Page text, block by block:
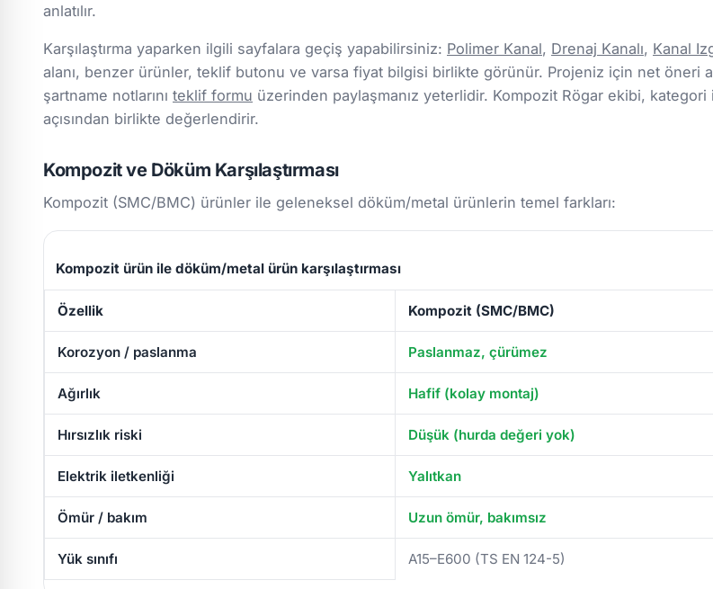
anlatılır.
Karşılaştırma yaparken ilgili sayfalara geçiş yapabilirsiniz: Polimer Kanal, Drenaj Kanalı, Kanal
alanı, benzer ürünler, teklif butonu ve varsa fiyat bilgisi birlikte görünür. Projeniz için net öneri
şartname notlarını teklif formu üzerinden paylaşmanız yeterlidir. Kompozit Rögar ekibi,
açısından birlikte değerlendirir.
Kompozit ve Döküm Karşılaştırması
Kompozit (SMC/BMC) ürünler ile geleneksel döküm/metal ürünlerin temel farkları:
Kompozit ürün ile döküm/metal ürün karşılaştırması
Özellik Kompozit (SMC/BMC)
Korozyon / paslanma Paslanmaz, çürümez
Ağırlık Hafif (kolay montaj)
Hırsızlık riski Düşük (hurda değeri yok)
Elektrik iletkenliği Yalıtkan
Ömür / bakım Uzun ömür, bakımsız
Yük sınıfı A15–E600 (TS EN 124-5)